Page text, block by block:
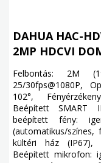
DAHUA HAC-
2MP HDCVI
Felbontás: 2M
25/30fps@1080P,
102°,
Beépített SMART
beépített fény:
(automatikus/színes,
kültéri ház (IP67),
Beépített mikrofon: